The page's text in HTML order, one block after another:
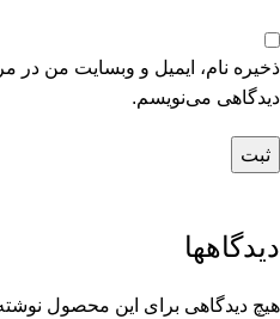
ذخیره نام، ایمیل و وبسایت من در
دیدگاهی می‌نویسم.
دیدگاهها
هیچ دیدگاهی برای این محصول